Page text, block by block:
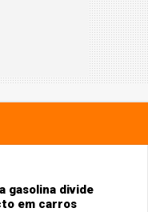
gasolina divide
em carros